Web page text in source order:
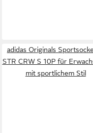
adidas Originals
STR CRW S 10P für
mit sportlichem Stil